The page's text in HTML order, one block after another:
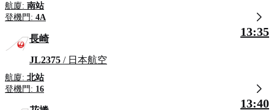
航廈: 南站
登機門: 4A
長崎
JL2375 / 日本航空
航廈: 北站
登機門: 16
13:35
13:40